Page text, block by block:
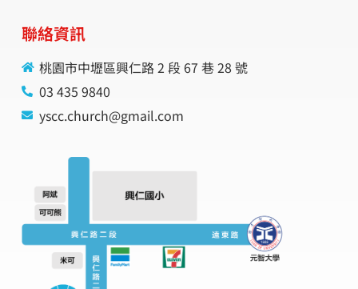
聯絡資訊
桃園市中壢區興仁路 2 段 67 巷 28 號
03 435 9840
yscc.church@gmail.com